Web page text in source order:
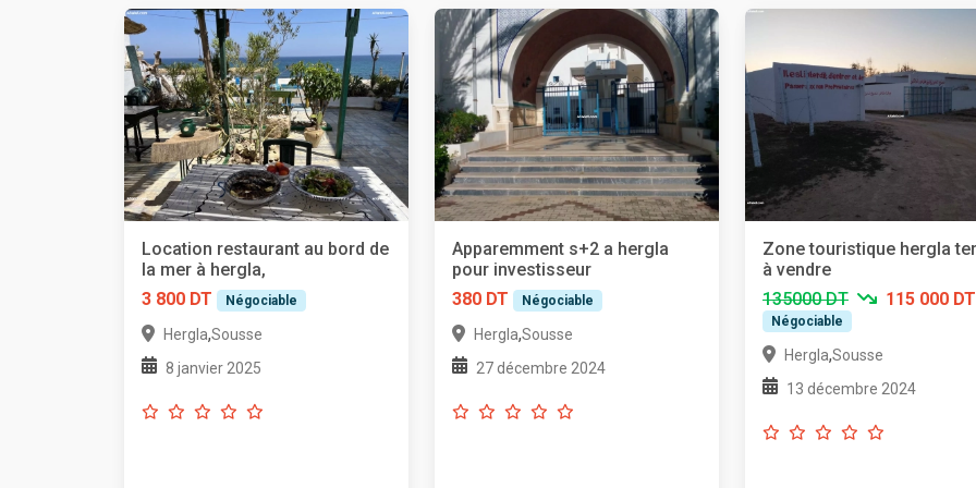
Location restaurant au bord de
la mer à hergla,
3 800 DT
Négociable
Hergla,Sousse
8 janvier 2025
Apparemment s+2 a hergla
pour investisseur
380 DT
Négociable
Hergla,Sousse
27 décembre 2024
Zone touristique hergla
à vendre
135000 DT
115 000 DT
Négociable
Hergla,Sousse
13 décembre 2024